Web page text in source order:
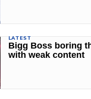
LATEST
Bigg Boss boring
with weak content